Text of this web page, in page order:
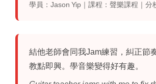
學員：Jason Yip｜課程：聲樂課程｜分
結他老師會同我Jam練習，糾正節
教點即興。學音樂變得好有趣。